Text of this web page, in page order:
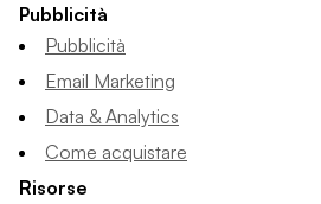
Pubblicità
Pubblicità
Email Marketing
Data & Analytics
Come acquistare
Risorse